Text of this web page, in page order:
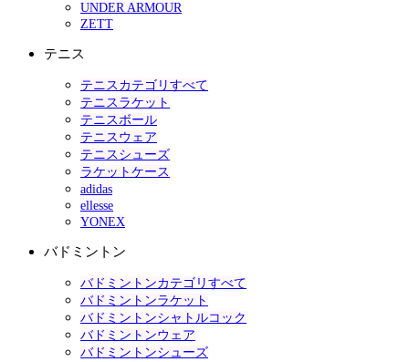
UNDER ARMOUR
ZETT
テニス
テニスカテゴリすべて
テニスラケット
テニスボール
テニスウェア
テニスシューズ
ラケットケース
adidas
ellesse
YONEX
バドミントン
バドミントンカテゴリすべて
バドミントンラケット
バドミントンシャトルコック
バドミントンウェア
バドミントンシューズ